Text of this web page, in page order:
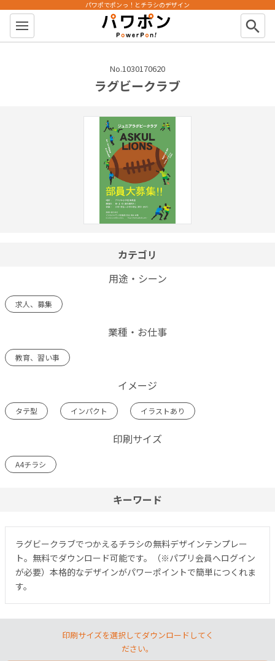
パワポン
パワポでポンっ！とチラシのデザイン
search
No.1030170620
ラグビークラブ
カテゴリ
用途・シーン
求人、募集
業種・お仕事
教育、習い事
イメージ
タテ型 インパクト イラストあり
印刷サイズ
A4チラシ
キーワード
ラグビークラブでつかえるチラシの無料デザインテンプレー
ト。無料でダウンロード可能です。（※パプリ会員へログイン
が必要）本格的なデザインがパワーポイントで簡単につくれま
す。
印刷サイズを選択してダウンロードしてく
ださい。